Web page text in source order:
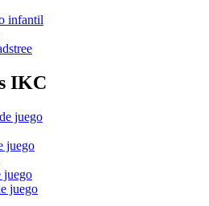
infantil
IKC
juego
juego
juego
juego